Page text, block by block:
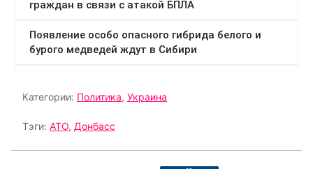
Категории: Политика, Украина
Тэги: АТО, Донбасс